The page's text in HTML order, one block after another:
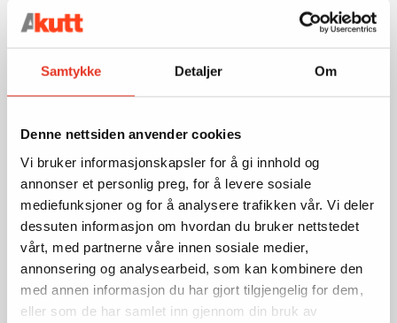
Samtykke Detaljer Om
Denne nettsiden anvender cookies
Vi bruker informasjonskapsler for å gi innhold og
annonser et personlig preg, for å levere sosiale
mediefunksjoner og for å analysere trafikken vår. Vi deler
dessuten informasjon om hvordan du bruker nettstedet
vårt, med partnerne våre innen sosiale medier,
annonsering og analysearbeid, som kan kombinere den
med annen informasjon du har gjort tilgjengelig for dem,
eller som de har samlet inn gjennom din bruk av